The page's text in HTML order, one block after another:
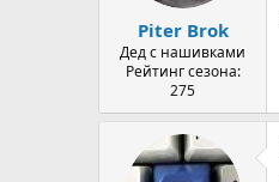
Piter Brok
Дед с нашивками
Рейтинг сезона:
275